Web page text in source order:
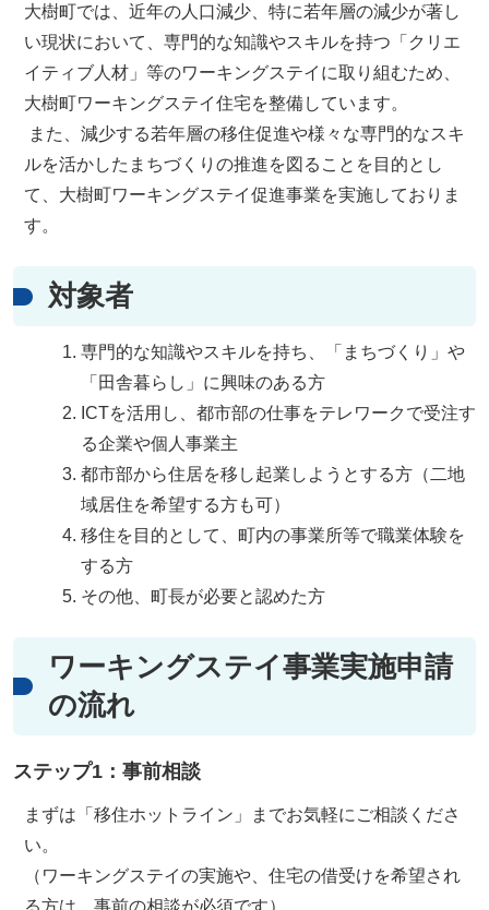
大樹町では、近年の人口減少、特に若年層の減少が著し
い現状において、専門的な知識やスキルを持つ「クリエ
イティブ人材」等のワーキングステイに取り組むため、
大樹町ワーキングステイ住宅を整備しています。
また、減少する若年層の移住促進や様々な専門的なスキ
ルを活かしたまちづくりの推進を図ることを目的とし
て、大樹町ワーキングステイ促進事業を実施しておりま
す。
対象者
専門的な知識やスキルを持ち、「まちづくり」や
「田舎暮らし」に興味のある方
ICTを活用し、都市部の仕事をテレワークで受注す
る企業や個人事業主
都市部から住居を移し起業しようとする方（二地
域居住を希望する方も可）
移住を目的として、町内の事業所等で職業体験を
する方
その他、町長が必要と認めた方
ワーキングステイ事業実施申請
の流れ
ステップ1：事前相談
まずは「移住ホットライン」までお気軽にご相談くださ
い。
（ワーキングステイの実施や、住宅の借受けを希望され
る方は、事前の相談が必須です）